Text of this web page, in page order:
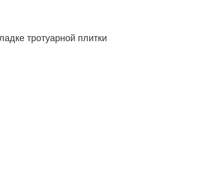
тротуарной плитки